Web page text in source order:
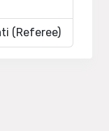
(Referee)